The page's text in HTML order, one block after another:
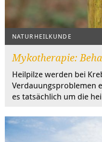
NATURHEILKUNDE
Mykotherapie:
Heilpilze werden bei
Verdauungsproblemen
es tatsächlich um die